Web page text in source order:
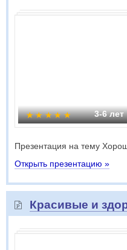
3-6 лет
Презентация на тему
Открыть презентацию »
Красивые и